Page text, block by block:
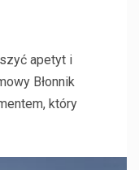
apetyt i
Błonnik
który